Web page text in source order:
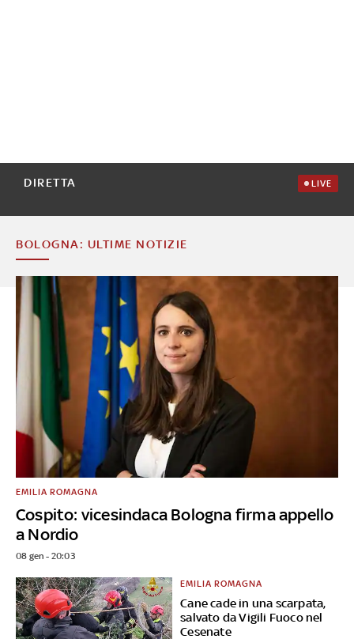
DIRETTA LIVE
BOLOGNA: ULTIME NOTIZIE
Cospito: vicesindaca Bologna firma appello
a Nordio
EMILIA ROMAGNA
08 gen - 20:03
Cane cade in una scarpata,
salvato da Vigili Fuoco nel
Cesenate
EMILIA ROMAGNA